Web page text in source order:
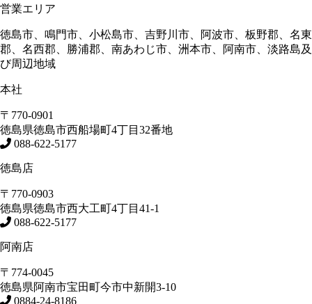
営業エリア
徳島市、鳴門市、小松島市、吉野川市、阿波市、板野郡、名東
郡、名西郡、勝浦郡、南あわじ市、洲本市、阿南市、淡路島及
び周辺地域
本社
〒770-0901
徳島県徳島市西船場町4丁目32番地
088-622-5177
徳島店
〒770-0903
徳島県徳島市西大工町4丁目41-1
088-622-5177
阿南店
〒774-0045
徳島県阿南市宝田町今市中新開3-10
0884-24-8186